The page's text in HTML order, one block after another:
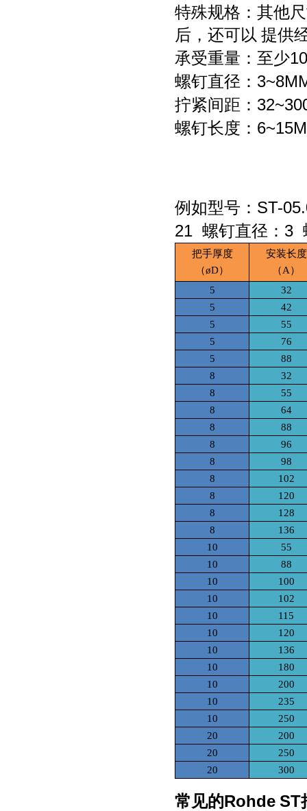
特殊规格：其他
后，还可以 提供
承受重量：至少
螺钉直径：
拧紧间距：
螺钉长度：
例如型号： ST-
21 螺钉直径： 3
把手厚度
（øD）
安装长度
（A）
5
32
5
42
5
55
5
76
5
88
8
32
8
55
8
64
8
88
8
96
8
98
8
102
8
120
8
128
8
136
10
55
10
88
10
100
10
102
10
115
10
120
10
136
10
180
10
200
10
235
10
250
20
200
20
250
20
300
常见的Rohde ST